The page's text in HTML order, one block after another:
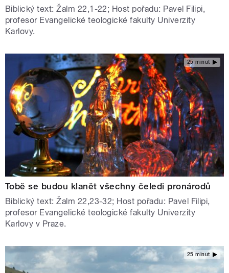
Biblický text: Žalm 22,1-22; Host pořadu: Pavel Filipi,
profesor Evangelické teologické fakulty Univerzity
Karlovy.
25 minut
Tobě se budou klanět všechny čeledi pronárodů
Biblický text: Žalm 22,23-32; Host pořadu: Pavel Filipi,
profesor Evangelické teologické fakulty Univerzity
Karlovy v Praze.
25 minut